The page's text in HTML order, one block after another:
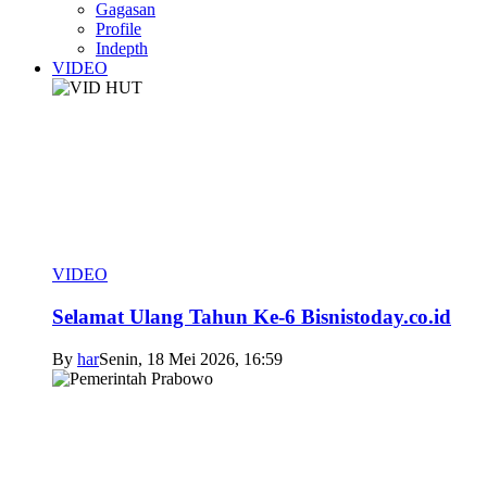
Gagasan
Profile
Indepth
VIDEO
VIDEO
Selamat Ulang Tahun Ke-6 Bisnistoday.co.id
By harSenin, 18 Mei 2026, 16:59